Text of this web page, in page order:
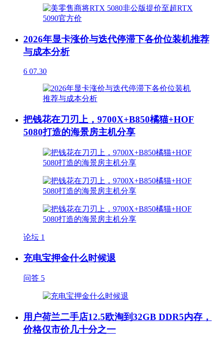
2026年显卡涨价与迭代停滞下各价位装机推荐
与成本分析
6 07.30
把钱花在刀刃上，9700X+B850橘猫+HOF
5080打造的海景房主机分享
论坛 1
充电宝押金什么时候退
问答 5
用户荷兰二手店12.5欧淘到32GB DDR5内存，
价格仅市价几十分之一